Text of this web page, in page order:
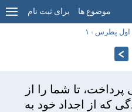
موضوع ها برای ثبت نام
اول پطرس › ۱
تا شما را از
كه از اجداد خود به